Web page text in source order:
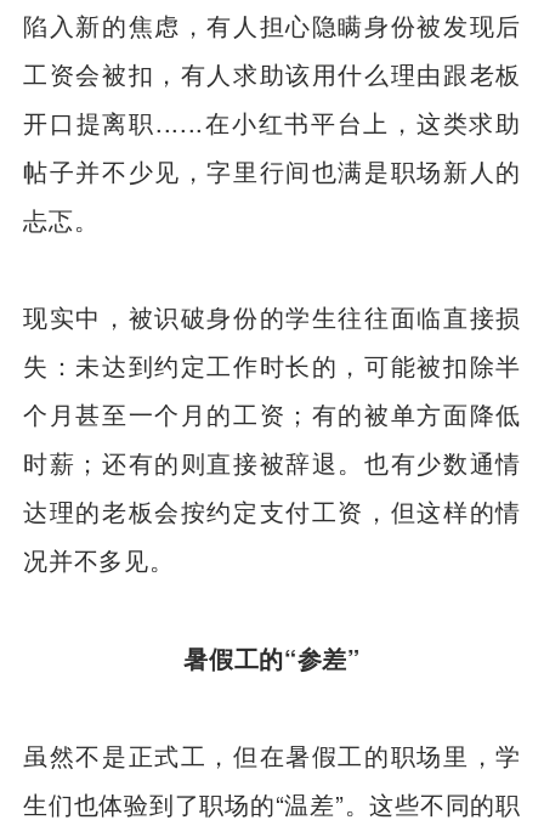
陷入新的焦虑，有人担心隐瞒身份被发现后
工资会被扣，有人求助该用什么理由跟老板
开口提离职......在小红书平台上，这类求助
帖子并不少见，字里行间也满是职场新人的
忐忑。
现实中，被识破身份的学生往往面临直接损
失：未达到约定工作时长的，可能被扣除半
个月甚至一个月的工资；有的被单方面降低
时薪；还有的则直接被辞退。也有少数通情
达理的老板会按约定支付工资，但这样的情
况并不多见。
暑假工的“参差”
虽然不是正式工，但在暑假工的职场里，学
生们也体验到了职场的“温差”。这些不同的职